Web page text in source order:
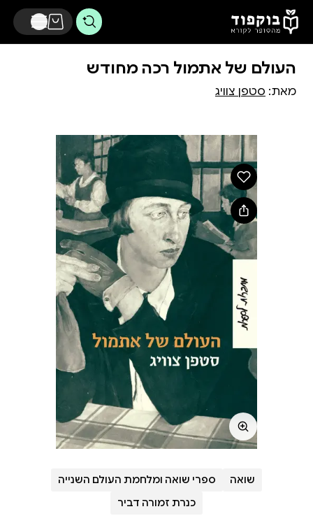
דלג לתוכן הראשי
העולם של אתמול רכה מחודש
מאת: סטפן צוויג
שואה
ספרי שואה ומלחמת העולם השנייה
כנרת זמורה דביר